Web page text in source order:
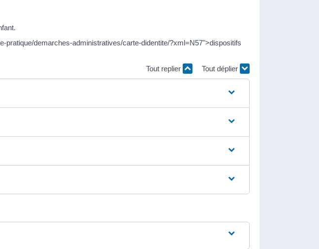
pratique/demarches-administratives/carte-didentite/?xml=N57">dispositifs
Tout replier
Tout déplier